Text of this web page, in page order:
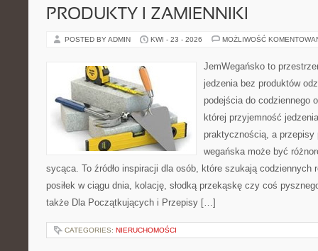
PRODUKTY I ZAMIENNIKI
POSTED BY ADMIN KWI - 23 - 2026 MOŻLIWOŚĆ
JemWegańsko to
jedzenia bez produktów
podejścia do codziennego
której przyjemność
praktycznością, a przepisy
wegańska może być
sycąca. To źródło inspiracji dla osób, które szukają codziennych
posiłek w ciągu dnia, kolację, słodką przekąskę czy coś
także Dla Początkujących i Przepisy […]
CATEGORIES: NIERUCHOMOŚCI